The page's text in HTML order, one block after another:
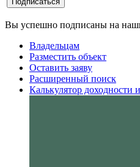
Вы успешно подписаны на
Владельцам
Разместить объект
Оставить заяву
Расширенный поиск
Калькулятор доходности